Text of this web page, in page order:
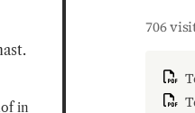
in
706